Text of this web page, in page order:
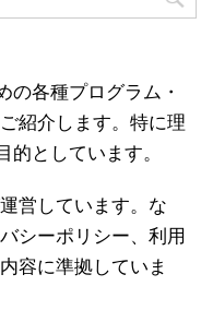
の各種プログラム・
紹介します。特に理
としています。
営しています。な
シーポリシー、利用
容に準拠していま